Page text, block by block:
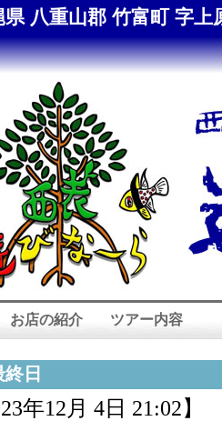
八重山郡 竹富町 字上
お店の紹介 ツアー内容
日
年12月 4日 21:02】